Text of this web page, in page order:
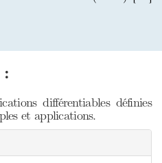
différentiables définies
et applications.